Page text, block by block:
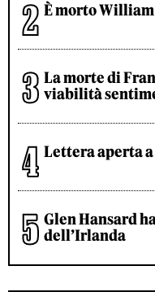
È morto
La morte di
viabilità
Lettera aperta
Glen Hansard
dell’Irlanda